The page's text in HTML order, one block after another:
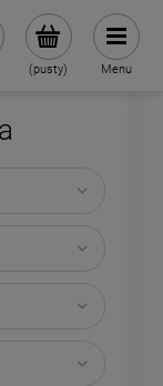
50 250
(pusty) Menu